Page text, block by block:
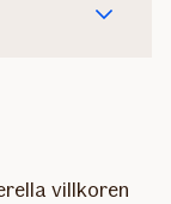
villkoren